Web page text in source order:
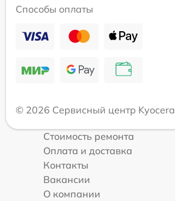
Способы оплаты
© 2026 Сервисный центр Kyocera
Стоимость ремонта
Оплата и доставка
Контакты
Вакансии
О компании